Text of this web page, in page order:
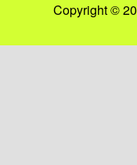
Copyright ©